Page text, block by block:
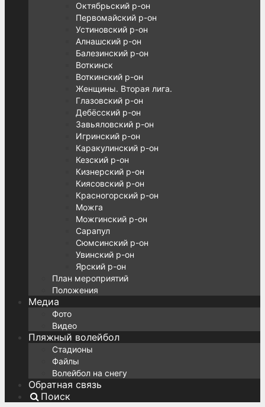
Октябрьский р-он
Первомайский р-он
Устиновский р-он
Алнашский р-он
Балезинский р-он
Воткинск
Воткинский р-он
Женщины. Вторая лига.
Глазовский р-он
Дебёсский р-он
Завьяловский р-он
Игринский р-он
Каракулинский р-он
Кезский р-он
Кизнерский р-он
Киясовский р-он
Красногорский р-он
Можга
Можгинский р-он
Сарапул
Сюмсинский р-он
Увинский р-он
Ярский р-он
План мероприятий
Положения
Медиа
Фото
Видео
Пляжный волейбол
Стадионы
Файлы
Волейбол на снегу
Обратная связь
Поиск